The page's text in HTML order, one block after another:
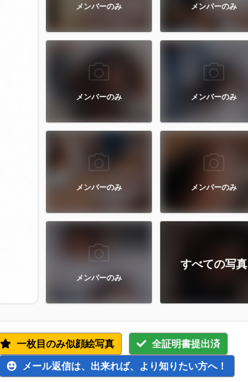
メンバーのみ メンバーのみ
メンバーのみ メンバーのみ
メンバーのみ メンバーのみ
メンバーのみ
すべての写真
一枚目のみ似顔絵写真
全証明書提出済
メール返信は、出来れば、より知りたい方へ！